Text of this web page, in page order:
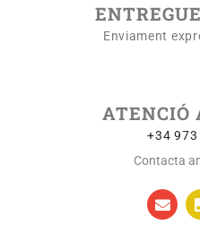
Enviament
ATENCIÓ
+34
Contacta